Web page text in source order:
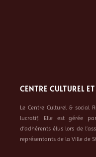
CENTRE CULTUREL
Le Centre Culturel & social
lucratif. Elle est gérée par
d’adhérents élus lors de
représentants de la Ville de